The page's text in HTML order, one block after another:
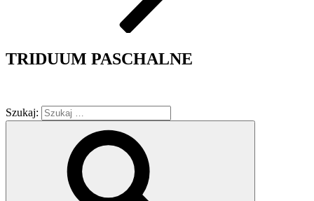
TRIDUUM PASCHALNE
Szukaj: